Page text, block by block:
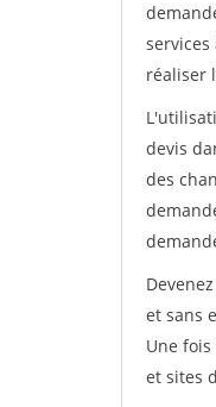
réaliser
devis
des
et sans
Une
et sites